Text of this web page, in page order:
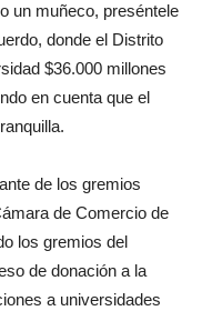
un muñeco, preséntele
donde el Distrito
$36.000 millones
en cuenta que el
de los gremios
de Comercio de
los gremios del
de donación a la
a universidades